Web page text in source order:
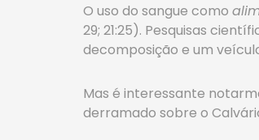
O uso do sangue como
29; 21:25). Pesquisas
decomposição e um
Mas é interessante
derramado sobre o